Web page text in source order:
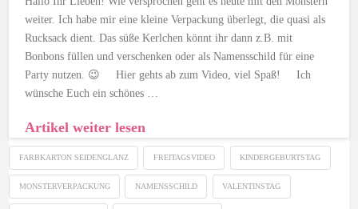
weiter. Ich habe mir eine kleine Verpackung überlegt, die quasi als
Rucksack dient. Das süße Kerlchen könnt ihr dann z.B. mit
Bonbons füllen und verschenken oder als Namensschild für eine
Party nutzen. 😉 Hier gehts ab zum Video, viel Spaß! Ich
wünsche Euch ein schönes …
Artikel weiter lesen
FARBKARTON SEIDENGLANZ FREITAGSVIDEO KINDERGEBURTSTAG
MONSTERVERPACKUNG NAMENSSCHILD VALENTINSTAG